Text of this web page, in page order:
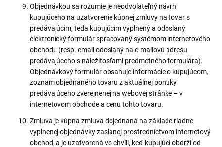
Objednávkou sa rozumie je neodvolateľný návrh
kupujúceho na uzatvorenie kúpnej zmluvy na tovar s
predávajúcim, teda kupujúcim vyplnený a odoslaný
elektronický formulár spracovaný systémom internetového
obchodu (resp. email odoslaný na e-mailovú adresu
predávajúceho s náležitosťami predmetného formulára).
Objednávkový formulár obsahuje informácie o kupujúcom,
zoznam objednaného tovaru z aktuálnej ponuky
predávajúceho zverejnenej na webovej stránke – v
internetovom obchode a cenu tohto tovaru.
Zmluva je kúpna zmluva dojednaná na základe riadne
vyplnenej objednávky zaslanej prostredníctvom internetový
obchod, a je uzatvorená vo chvíli, keď kupujúci obdrží od